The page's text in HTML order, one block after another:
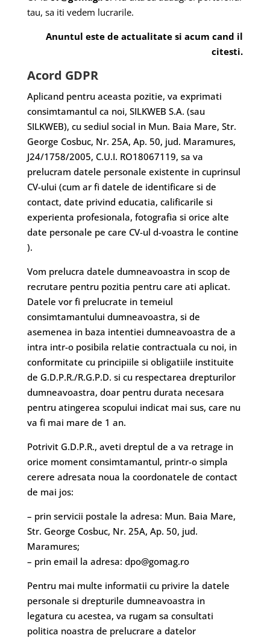
tau, sa iti vedem lucrarile.
Anuntul este de actualitate si acum cand il
citesti.
Acord GDPR
Aplicand pentru aceasta pozitie, va exprimati
consimtamantul ca noi, SILKWEB S.A. (sau
SILKWEB), cu sediul social in Mun. Baia Mare, Str.
George Cosbuc, Nr. 25A, Ap. 50, jud. Maramures,
J24/1758/2005, C.U.I. RO18067119, sa va
prelucram datele personale existente in cuprinsul
CV-ului (cum ar fi datele de identificare si de
contact, date privind educatia, calificarile si
experienta profesionala, fotografia si orice alte
date personale pe care CV-ul d-voastra le contine
).
Vom prelucra datele dumneavoastra in scop de
recrutare pentru pozitia pentru care ati aplicat.
Datele vor fi prelucrate in temeiul
consimtamantului dumneavoastra, si de
asemenea in baza intentiei dumneavoastra de a
intra intr-o posibila relatie contractuala cu noi, in
conformitate cu principiile si obligatiile instituite
de G.D.P.R./R.G.P.D. si cu respectarea drepturilor
dumneavoastra, doar pentru durata necesara
pentru atingerea scopului indicat mai sus, care nu
va fi mai mare de 1 an.
Potrivit G.D.P.R., aveti dreptul de a va retrage in
orice moment consimtamantul, printr-o simpla
cerere adresata noua la coordonatele de contact
de mai jos:
– prin servicii postale la adresa: Mun. Baia Mare,
Str. George Cosbuc, Nr. 25A, Ap. 50, jud.
Maramures;
– prin email la adresa: dpo@gomag.ro
Pentru mai multe informatii cu privire la datele
personale si drepturile dumneavoastra in
legatura cu acestea, va rugam sa consultati
politica noastra de prelucrare a datelor